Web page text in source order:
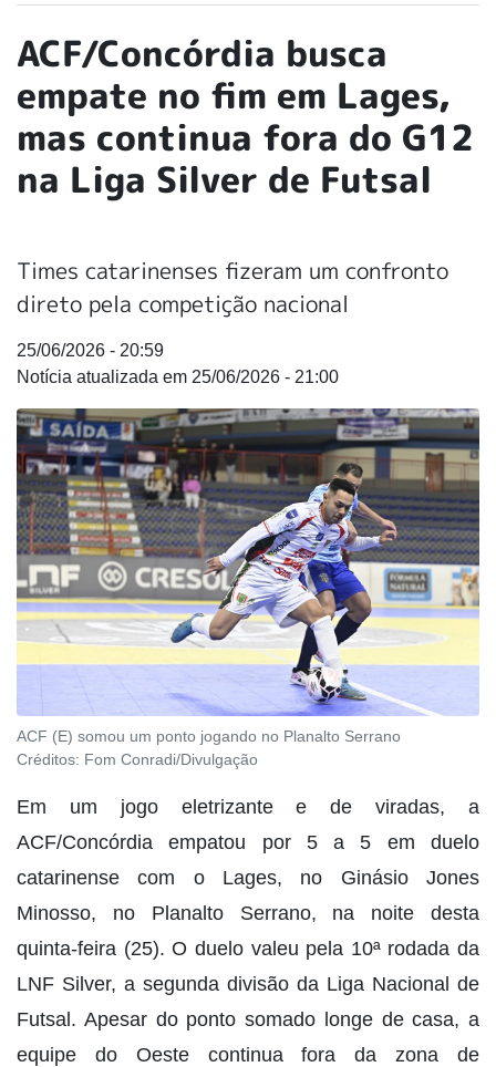
ACF/Concórdia busca
empate no fim em Lages,
mas continua fora do G12
na Liga Silver de Futsal
Times catarinenses fizeram um confronto
direto pela competição nacional
25/06/2026 - 20:59
25/06/2026 - 21:00
ACF (E) somou um ponto jogando no Planalto Serrano
Créditos: Fom Conradi/Divulgação
Em um jogo eletrizante e de viradas, a
ACF/Concórdia empatou por 5 a 5 em duelo
catarinense com o Lages, no Ginásio Jones
Minosso, no Planalto Serrano, na noite desta
quinta-feira (25). O duelo valeu pela 10ª rodada da
LNF Silver, a segunda divisão da Liga Nacional de
Futsal. Apesar do ponto somado longe de casa, a
equipe do Oeste continua fora da zona de